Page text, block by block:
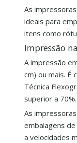
As
ideais para
itens como
Impressão
A impressão
cm) ou mais. É
Técnica
superior a 70%.
As
embalagens
a velocidades